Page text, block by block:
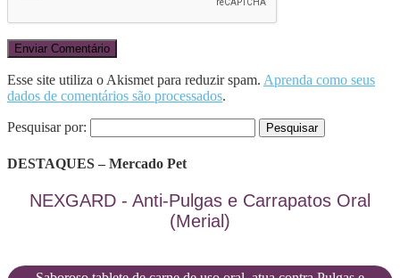
Esse site utiliza o Akismet para reduzir spam. Aprenda como seus
dados de comentários são processados.
Pesquisar por:
DESTAQUES – Mercado Pet
NEXGARD - Anti-Pulgas e Carrapatos Oral
(Merial)